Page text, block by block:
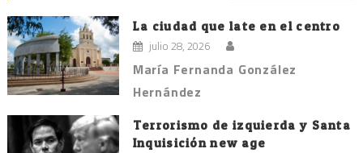
entradas
La ciudad que late en el centro
julio 28, 2026
María Fernanda González
Hernández
Terrorismo de izquierda y Santa
Inquisición new age